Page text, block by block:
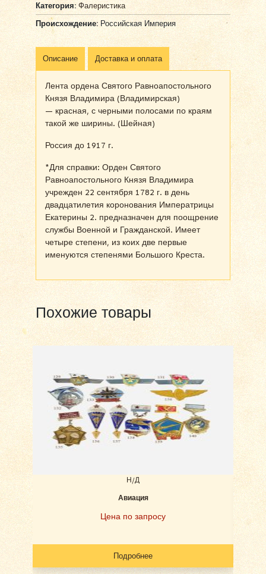
Категория: Фалеристика
Происхождение:Российская Империя
Описание Доставка и оплата
Лента ордена Святого Равноапостольного
Князя Владимира (Владимирская)
— красная, с черными полосами по краям
такой же ширины. (Шейная)
Россия до 1917 г.
*Для справки: Орден Святого
Равноапостольного Князя Владимира
учрежден 22 сентября 1782 г. в день
двадцатилетия коронования Императрицы
Екатерины 2. предназначен для поощрение
службы Военной и Гражданской. Имеет
четыре степени, из коих две первые
именуются степенями Большого Креста.
Похожие товары
Н/Д
Авиация
Цена по запросу
Подробнее